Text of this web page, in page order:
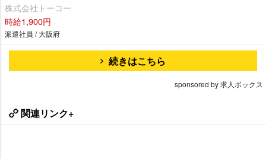
株式会社トーコー
時給1,900円
派遣社員 / 大阪府
続きはこちら
sponsored by 求人ボックス
関連リンク+